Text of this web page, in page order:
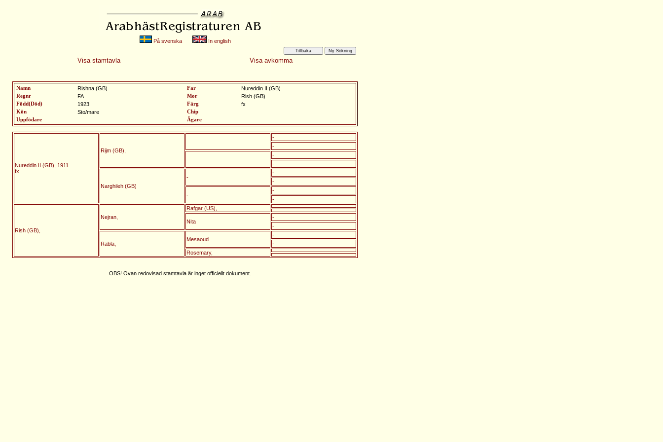
På svenska In english
Visa stamtavla Visa avkomma
Namn Rishna (GB) Far Nureddin II (GB)
Regnr FA Mor Rish (GB)
Född(Död) 1923 Färg fx
Kön Sto/mare
Chip
Uppfödare
Ägare
Nureddin II (GB), 1911
fx
Rijm (GB),
-
-
-
-
Narghileh (GB)
-
-
-
-
-
-
Rish (GB),
Nejran,
Rafgar (US),
Nita
-
-
Rabla,
Mesaoud
-
-
Rosemary,
OBS! Ovan redovisad stamtavla är inget officiellt dokument.